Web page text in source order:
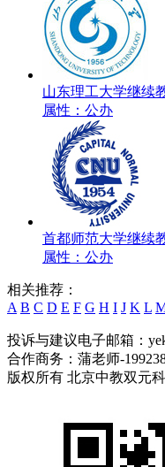
山东理工大学继续
属性：公办
首都师范大学继续
属性：公办
相关推荐：
A B C D E F G H I J K L
投诉与建议电子邮箱：
合作商务：蒲老师-
版权所有 北京中教双元